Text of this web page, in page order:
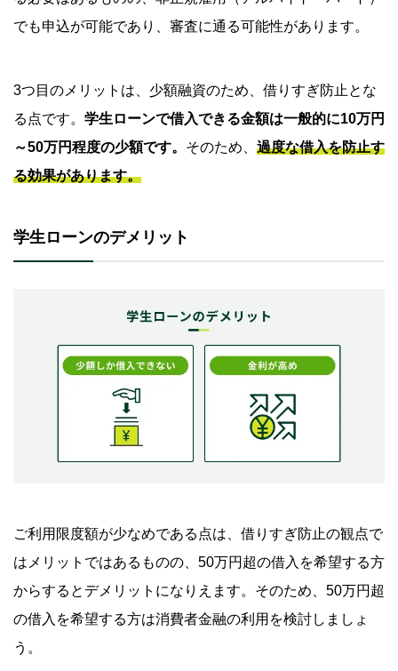
でも申込が可能であり、審査に通る可能性があります。
3つ目のメリットは、少額融資のため、借りすぎ防止とな
る点です。 学生ローンで借入できる金額は一般的に10万円
～50万円程度の少額です。 そのため、 過度な借入を防止す
る効果があります。
学生ローンのデメリット
ご利用限度額が少なめである点は、借りすぎ防止の観点で
はメリットではあるものの、50万円超の借入を希望する方
からするとデメリットになりえます。そのため、50万円超
の借入を希望する方は消費者金融の利用を検討しましょ
う。